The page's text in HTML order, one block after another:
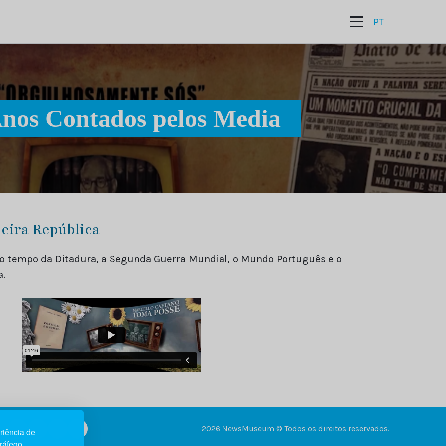
de
dedicado às notícias, aos media e à comunicação.
PT
Contados pelos Media
República
tempo da Ditadura, a Segunda Guerra Mundial, o Mundo Português e o
2026 NewsMuseum © Todos os direitos reservados.